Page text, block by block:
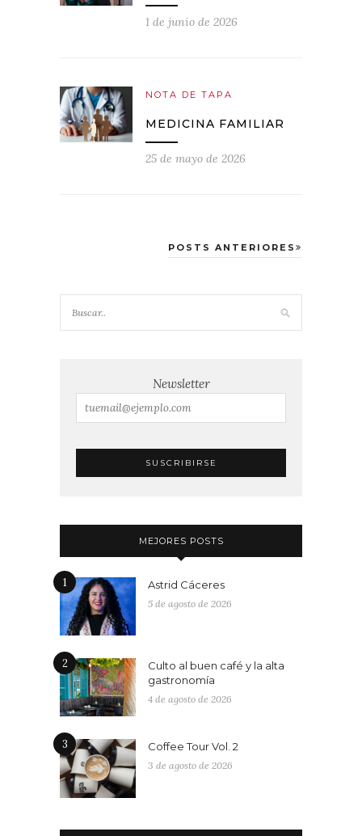
1 de junio de 2026
NOTA DE TAPA
MEDICINA FAMILIAR
25 de mayo de 2026
POSTS ANTERIORES
Newsletter
MEJORES POSTS
1 Astrid Cáceres
5 de agosto de 2026
2
Culto al buen café y la alta
gastronomía
4 de agosto de 2026
3 Coffee Tour Vol. 2
3 de agosto de 2026